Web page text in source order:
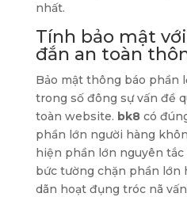
nhất.
Tính bảo mật
đắn an toàn
Bảo mật thông báo phần
trong số đông sự vấn đề
toàn website. bk8có
phần lớn người hàng
hiện phần lớn nguyên
bức tường chặn phần lớn
dãn hoạt đụng tróc nã